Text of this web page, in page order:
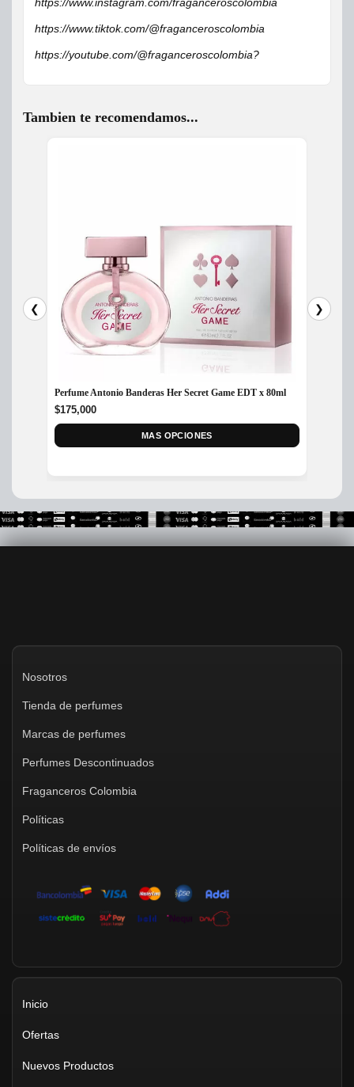
https://www.instagram.com/fraganceroscolombia
https://www.tiktok.com/@fraganceroscolombia
https://youtube.com/@fraganceroscolombia?
Tambien te recomendamos...
❮
Perfume Antonio Banderas Her Secret Game EDT x 80ml
$175,000
MAS OPCIONES
❯
Nosotros
Tienda de perfumes
Marcas de perfumes
Perfumes Descontinuados
Fraganceros Colombia
Políticas
Políticas de envíos
Inicio
Ofertas
Nuevos Productos